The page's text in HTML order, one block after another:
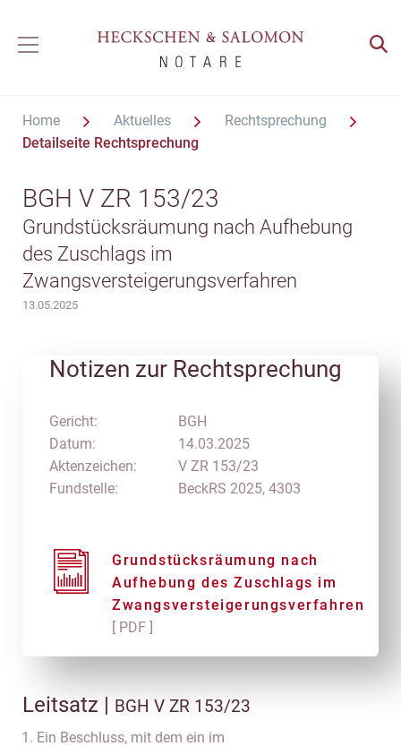
Home Aktuelles
Rechtsprechung
Detailseite Rechtsprechung
BGH V ZR 153/23
Grundstücksräumung nach Aufhebung
des Zuschlags im
Zwangsversteigerungsverfahren
13.05.2025
Notizen zur Rechtsprechung
Gericht:
Datum:
Aktenzeichen:
Fundstelle:
BGH
14.03.2025
V ZR 153/23
BeckRS 2025, 4303
Grundstücksräumung nach
Aufhebung des Zuschlags im
Zwangsversteigerungsverfahren
[ PDF ]
Leitsatz | BGH V ZR 153/23
Ein Beschluss, mit dem ein im